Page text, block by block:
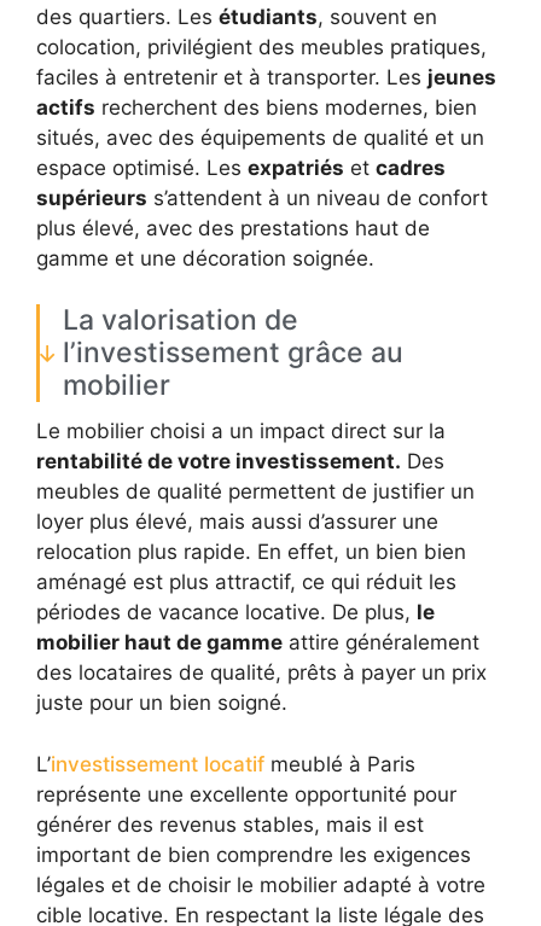
des quartiers. Les étudiants, souvent en
colocation, privilégient des meubles pratiques,
faciles à entretenir et à transporter. Les jeunes
actifs recherchent des biens modernes, bien
situés, avec des équipements de qualité et un
espace optimisé. Les expatriés et cadres
supérieurs s’attendent à un niveau de confort
plus élevé, avec des prestations haut de
gamme et une décoration soignée.
La valorisation de
l’investissement grâce au
mobilier
Le mobilier choisi a un impact direct sur la
rentabilité de votre investissement. Des
meubles de qualité permettent de justifier un
loyer plus élevé, mais aussi d’assurer une
relocation plus rapide. En effet, un bien bien
aménagé est plus attractif, ce qui réduit les
périodes de vacance locative. De plus, le
mobilier haut de gamme attire généralement
des locataires de qualité, prêts à payer un prix
juste pour un bien soigné.
L’investissement locatif meublé à Paris
représente une excellente opportunité pour
générer des revenus stables, mais il est
important de bien comprendre les exigences
légales et de choisir le mobilier adapté à votre
cible locative. En respectant la liste légale des